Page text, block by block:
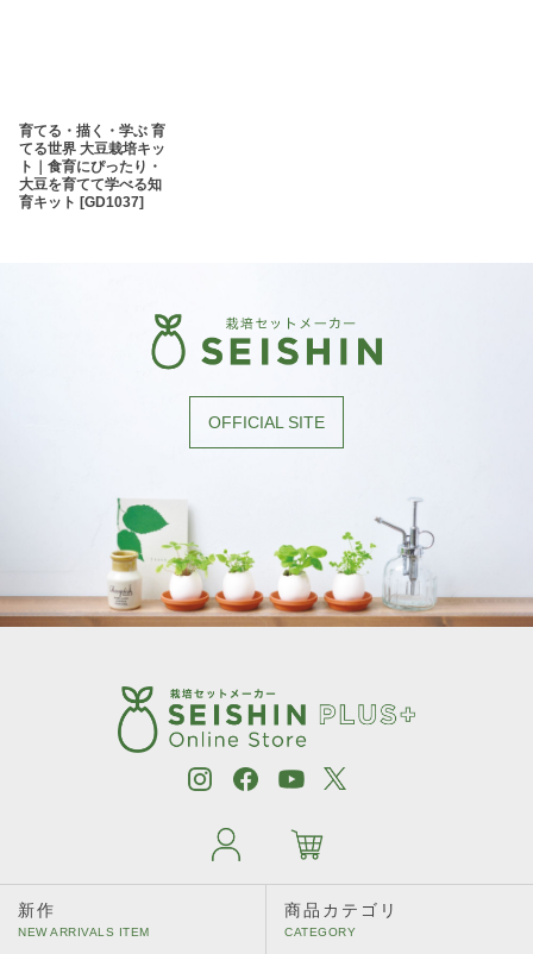
育てる・描く・学ぶ 育
てる世界 大豆栽培キッ
ト｜食育にぴったり・
大豆を育てて学べる知
育キット [GD1037]
OFFICIAL SITE
新作 商品カテゴリ